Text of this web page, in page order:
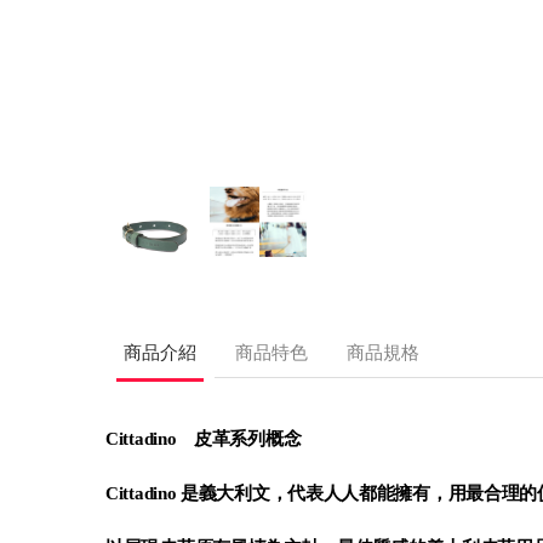
商品介紹 商品特色 商品規格
Cittadino 皮革系列概念
Cittadino 是義大利文，代表人人都能擁有，用最合理的